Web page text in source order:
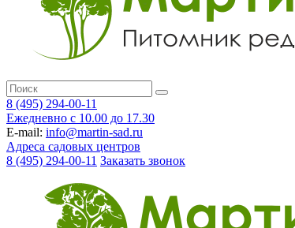
8 (495) 294-00-11
Ежедневно с 10.00 до 17.30
E-mail: info@martin-sad.ru
Адреса садовых центров
8 (495) 294-00-11 Заказать звонок